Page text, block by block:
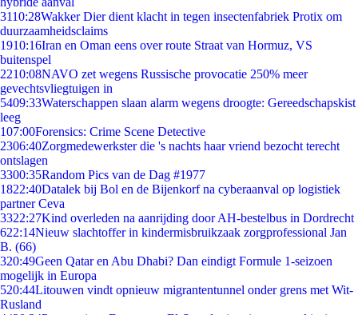
3110:28Wakker Dier dient klacht in tegen insectenfabriek Protix om
duurzaamheidsclaims
1910:16Iran en Oman eens over route Straat van Hormuz, VS
buitenspel
2210:08NAVO zet wegens Russische provocatie 250% meer
gevechtsvliegtuigen in
5409:33Waterschappen slaan alarm wegens droogte: Gereedschapskist
leeg
107:00Forensics: Crime Scene Detective
2306:40Zorgmedewerkster die 's nachts haar vriend bezocht terecht
ontslagen
3300:35Random Pics van de Dag #1977
1822:40Datalek bij Bol en de Bijenkorf na cyberaanval op logistiek
partner Ceva
3322:27Kind overleden na aanrijding door AH-bestelbus in Dordrecht
622:14Nieuw slachtoffer in kindermisbruikzaak zorgprofessional Jan
B. (66)
320:49Geen Qatar en Abu Dhabi? Dan eindigt Formule 1-seizoen
mogelijk in Europa
520:44Litouwen vindt opnieuw migrantentunnel onder grens met Wit-
Rusland